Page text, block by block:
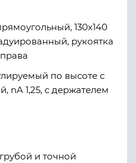
130х140
рукоятка
по высоте с
nA 1,25, с держателем
и точной